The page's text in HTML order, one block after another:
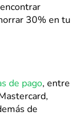
30% en tu
de pago, entre
de